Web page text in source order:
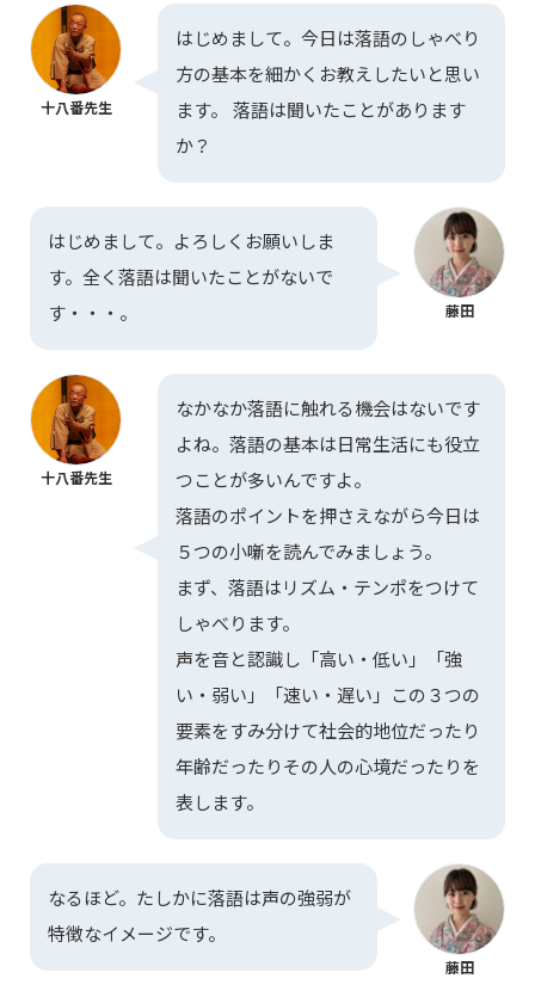
十八番先生
はじめまして。今日は落語のしゃべり
方の基本を細かくお教えしたいと思い
ます。 落語は聞いたことがあります
か？
はじめまして。よろしくお願いしま
す。全く落語は聞いたことがないで
す・・・。
藤田
十八番先生
なかなか落語に触れる機会はないです
よね。落語の基本は日常生活にも役立
つことが多いんですよ。
落語のポイントを押さえながら今日は
５つの小噺を読んでみましょう。
まず、落語はリズム・テンポをつけて
しゃべります。
声を音と認識し「高い・低い」「強
い・弱い」「速い・遅い」この３つの
要素をすみ分けて社会的地位だったり
年齢だったりその人の心境だったりを
表します。
なるほど。たしかに落語は声の強弱が
特徴なイメージです。
藤田